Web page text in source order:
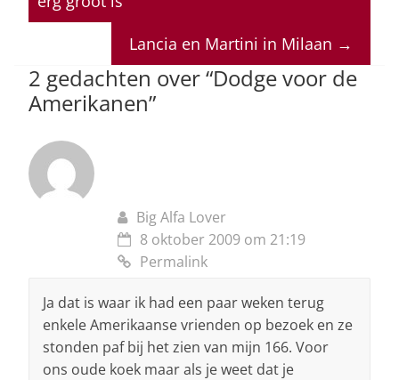
A
p
b
o
k
n s
Lancia en Martini in Milaan →
2 gedachten over “Dodge voor de
Amerikanen”
Big Alfa Lover
8 oktober 2009 om 21:19
Permalink
Ja dat is waar ik had een paar weken terug
enkele Amerikaanse vrienden op bezoek en ze
stonden paf bij het zien van mijn 166. Voor
ons oude koek maar als je weet dat je